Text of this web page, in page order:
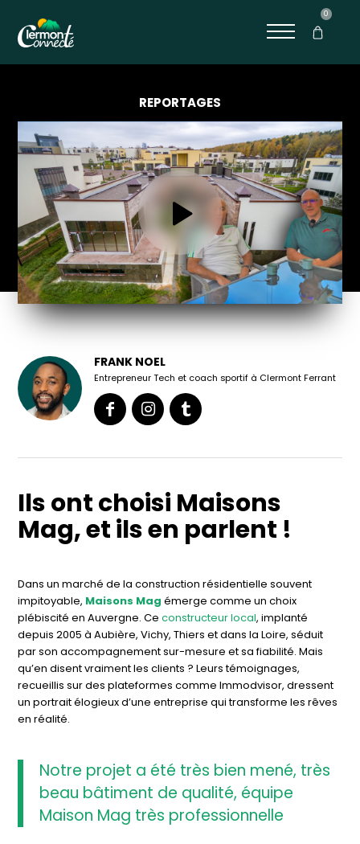
0
REPORTAGES
FRANK NOEL
Entrepreneur Tech et coach sportif à Clermont Ferrant
Ils ont choisi Maisons
Mag, et ils en parlent !
Dans un marché de la construction résidentielle souvent
impitoyable, Maisons Mag émerge comme un choix
plébiscité en Auvergne. Ceconstructeur local, implanté
depuis 2005 à Aubière, Vichy, Thiers et dans la Loire, séduit
par son accompagnement sur-mesure et sa fiabilité. Mais
qu’en disent vraiment les clients ? Leurs témoignages,
recueillis sur des plateformes comme Immodvisor, dressent
un portrait élogieux d’une entreprise qui transforme les rêves
en réalité.
Notre projet a été très bien mené, très
beau bâtiment de qualité, équipe
Maison Mag très professionnelle